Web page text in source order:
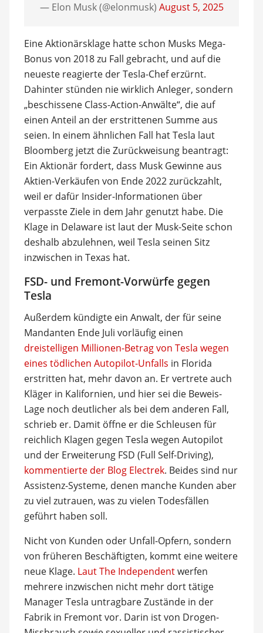
— Elon Musk (@elonmusk) August 5, 2025
Eine Aktionärsklage hatte schon Musks Mega-
Bonus von 2018 zu Fall gebracht, und auf die
neueste reagierte der Tesla-Chef erzürnt.
Dahinter stünden nie wirklich Anleger, sondern
„beschissene Class-Action-Anwälte“, die auf
einen Anteil an der erstrittenen Summe aus
seien. In einem ähnlichen Fall hat Tesla laut
Bloomberg jetzt die Zurückweisung beantragt:
Ein Aktionär fordert, dass Musk Gewinne aus
Aktien-Verkäufen von Ende 2022 zurückzahlt,
weil er dafür Insider-Informationen über
verpasste Ziele in dem Jahr genutzt habe. Die
Klage in Delaware ist laut der Musk-Seite schon
deshalb abzulehnen, weil Tesla seinen Sitz
inzwischen in Texas hat.
FSD- und Fremont-Vorwürfe gegen
Tesla
Außerdem kündigte ein Anwalt, der für seine
Mandanten Ende Juli vorläufig einen
dreistelligen Millionen-Betrag von Tesla wegen
eines tödlichen Autopilot-Unfalls in Florida
erstritten hat, mehr davon an. Er vertrete auch
Kläger in Kalifornien, und hier sei die Beweis-
Lage noch deutlicher als bei dem anderen Fall,
schrieb er. Damit öffne er die Schleusen für
reichlich Klagen gegen Tesla wegen Autopilot
und der Erweiterung FSD (Full Self-Driving),
kommentierte der Blog Electrek. Beides sind nur
Assistenz-Systeme, denen manche Kunden aber
zu viel zutrauen, was zu vielen Todesfällen
geführt haben soll.
Nicht von Kunden oder Unfall-Opfern, sondern
von früheren Beschäftigten, kommt eine weitere
neue Klage. Laut The Independentwerfen
mehrere inzwischen nicht mehr dort tätige
Manager Tesla untragbare Zustände in der
Fabrik in Fremont vor. Darin ist von Drogen-